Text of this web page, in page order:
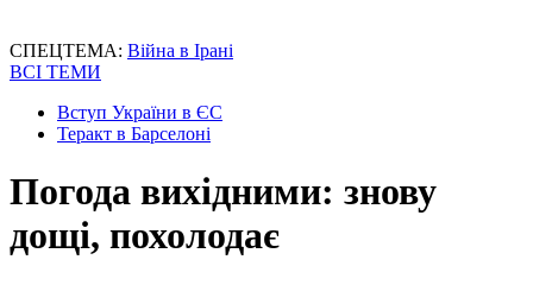
СПЕЦТЕМА: Війна в Ірані
ВСІ ТЕМИ
Вступ України в ЄС
Теракт в Барселоні
Погода вихідними: знову
дощі, похолодає